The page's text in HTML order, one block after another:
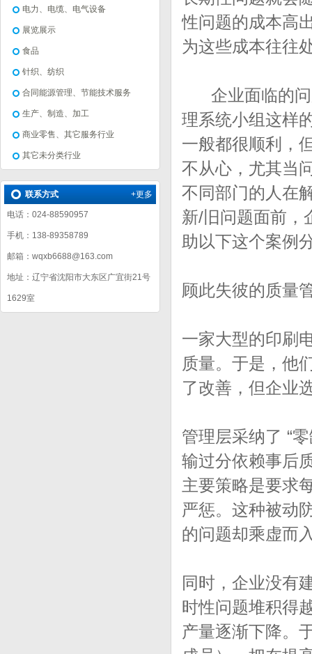
电力、电缆、电气设备
展览展示
食品
针织、纺织
合同能源管理、节能技术服务
生产、制造、加工
商业零售、其它服务行业
其它未分类行业
+更多
联系方式
电话：024-88590957
手机：138-89358789
邮箱：wqxb6688@163.com
地址：辽宁省沈阳市大东区广宜街21号
1629室
性问题的成本高
为这些成本往往
企业面临的问
理系统小组这样
一般都很顺利，
不从心，尤其当
不同部门的人在
新/旧问题面前，
助以下这个案例
顾此失彼的质量
一家大型的印刷
质量。于是，他
了改善，但企业
管理层采纳了 “
输过分依赖事后
主要策略是要求
严惩。这种被动
的问题却乘虚而
同时，企业没有
时性问题堆积得
产量逐渐下降。